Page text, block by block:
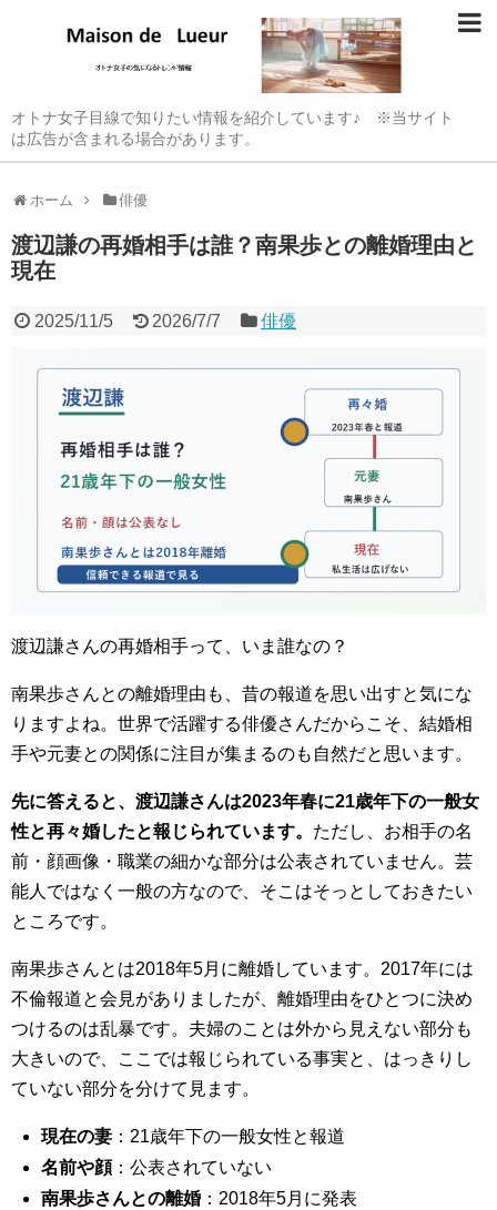
オトナ女子目線で知りたい情報を紹介しています♪ ※当サイト
は広告が含まれる場合があります。
ホーム 俳優
渡辺謙の再婚相手は誰？南果歩との離婚理由と
現在
2025/11/5 2026/7/7 俳優
渡辺謙さんの再婚相手って、いま誰なの？
南果歩さんとの離婚理由も、昔の報道を思い出すと気にな
りますよね。世界で活躍する俳優さんだからこそ、結婚相
手や元妻との関係に注目が集まるのも自然だと思います。
先に答えると、渡辺謙さんは2023年春に21歳年下の一般女
性と再々婚したと報じられています。 ただし、お相手の名
前・顔画像・職業の細かな部分は公表されていません。芸
能人ではなく一般の方なので、そこはそっとしておきたい
ところです。
南果歩さんとは2018年5月に離婚しています。2017年には
不倫報道と会見がありましたが、離婚理由をひとつに決め
つけるのは乱暴です。夫婦のことは外から見えない部分も
大きいので、ここでは報じられている事実と、はっきりし
ていない部分を分けて見ます。
現在の妻 ：21歳年下の一般女性と報道
名前や顔：公表されていない
南果歩さんとの離婚 ：2018年5月に発表